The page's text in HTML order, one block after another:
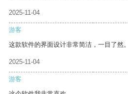
2025-11-04
游客
这款软件的界面设计非常简洁，一目了然。
2025-11-04
游客